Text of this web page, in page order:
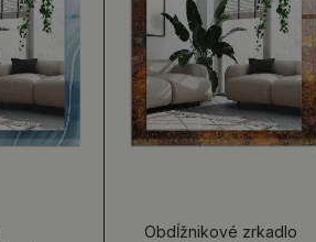
Obdĺžnikové zrkadlo